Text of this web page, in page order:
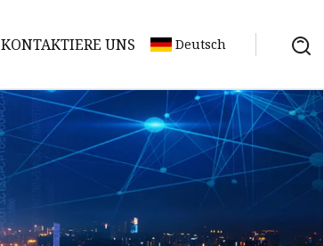
KONTAKTIERE UNS Deutsch